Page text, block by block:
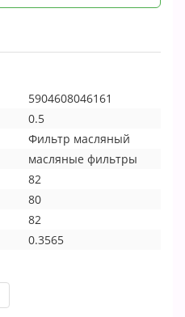
5904608046161
0.5
Фильтр масляный
масляные фильтры
82
80
82
0.3565